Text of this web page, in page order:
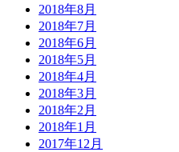
2018年8月
2018年7月
2018年6月
2018年5月
2018年4月
2018年3月
2018年2月
2018年1月
2017年12月